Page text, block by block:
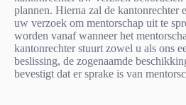
plannen. Hierna zal de kantonrechter
uw verzoek om mentorschap uit te
worden vanaf wanneer het
kantonrechter stuurt zowel u als ons
beslissing, de zogenaamde
bevestigt dat er sprake is van